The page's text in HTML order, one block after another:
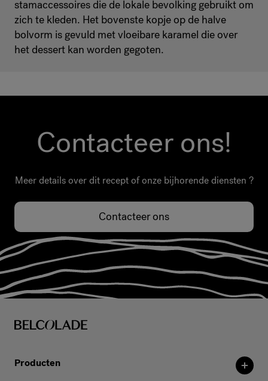
stamaccessoires die de lokale bevolking gebruikt om
zich te kleden. Het bovenste kopje op de halve
bolvorm is gevuld met vloeibare karamel die over
het dessert kan worden gegoten.
Contacteer ons!
Meer details over dit recept of onze bijhorende diensten ?
Contacteer ons
Producten